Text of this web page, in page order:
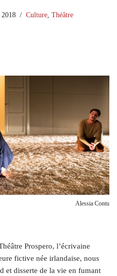
Culture Théâtre
Alessia Contu
Prospero, l’écrivaine
fictive née irlandaise, nous
et disserte de la vie en fumant